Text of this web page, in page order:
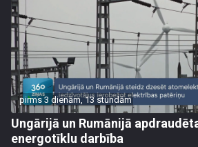
pirms 3 dienām, 13 stundām
Ungārijā un Rumānijā
energotīklu darbība